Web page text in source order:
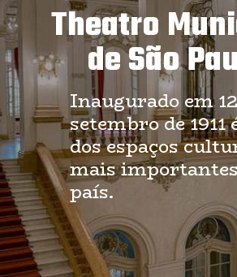
Theatro
de São
Inaugurado em
setembro de 1911
dos espaços
mais
país.